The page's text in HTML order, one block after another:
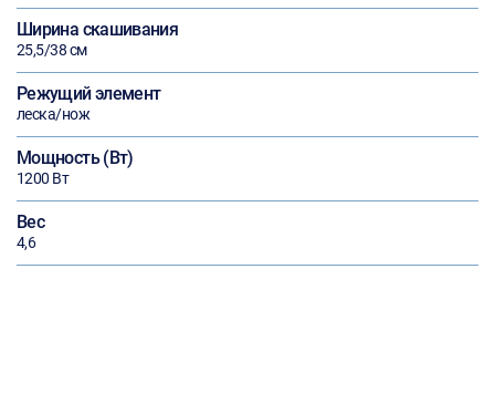
Ширина скашивания
25,5/38 см
Режущий элемент
леска/нож
Мощность (Вт)
1200 Вт
Вес
4,6